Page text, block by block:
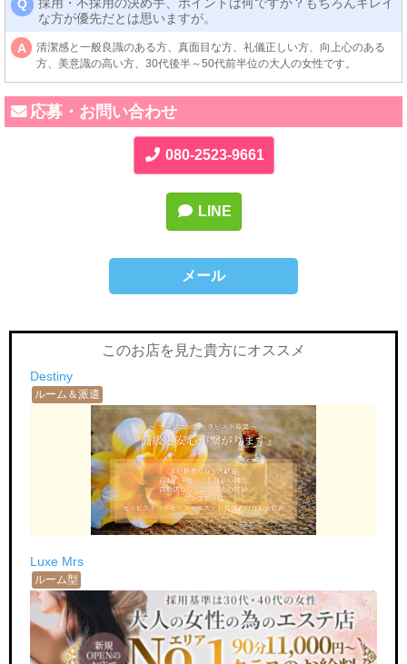
Q
採用・不採用の決め手、ポイントは何ですか？もちろんキレイ
な方が優先だとは思いますが。
A
清潔感と一般良識のある方、真面目な方、礼儀正しい方、向上心のある
方、美意識の高い方、30代後半～50代前半位の大人の女性です。
応募・お問い合わせ
080-2523-9661
LINE
メール
このお店を見た貴方にオススメ
Destiny
ルーム＆派遣
Luxe Mrs
ルーム型